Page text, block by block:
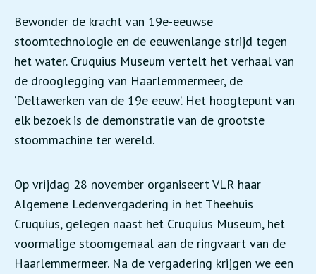
Bewonder de kracht van 19e-eeuwse
stoomtechnologie en de eeuwenlange strijd tegen
het water. Cruquius Museum vertelt het verhaal van
de drooglegging van Haarlemmermeer, de
‘Deltawerken van de 19e eeuw’. Het hoogtepunt van
elk bezoek is de demonstratie van de grootste
stoommachine ter wereld.
Op vrijdag 28 november organiseert VLR haar
Algemene Ledenvergadering in het Theehuis
Cruquius, gelegen naast het Cruquius Museum, het
voormalige stoomgemaal aan de ringvaart van de
Haarlemmermeer. Na de vergadering krijgen we een